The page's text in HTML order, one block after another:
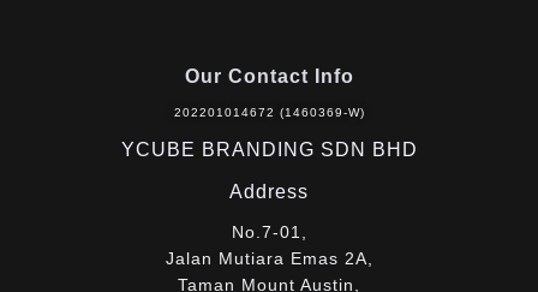
Our Contact Info
202201014672 (1460369-W)
YCUBE BRANDING SDN BHD
Address
No.7-01,
Jalan Mutiara Emas 2A,
Taman Mount Austin,